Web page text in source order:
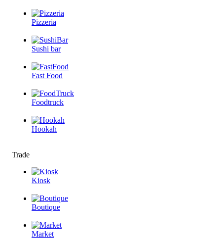
Pizzeria
Sushi bar
Fast Food
Foodtruck
Hookah
Trade
Kiosk
Boutique
Market